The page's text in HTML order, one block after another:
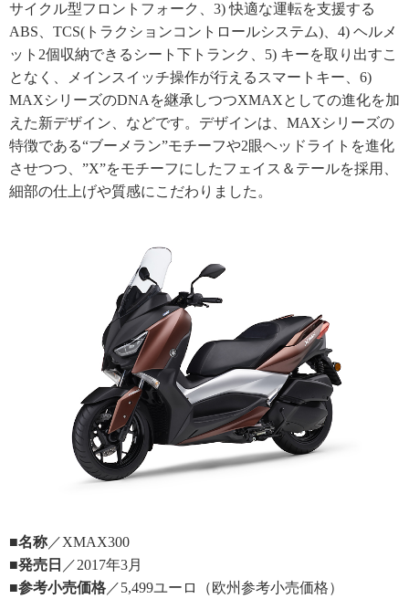
サイクル型フロントフォーク、3) 快適な運転を支援する
ABS、TCS(トラクションコントロールシステム)、4) ヘルメ
ット2個収納できるシート下トランク、5) キーを取り出すこ
となく、メインスイッチ操作が行えるスマートキー、6)
MAXシリーズのDNAを継承しつつXMAXとしての進化を加
えた新デザイン、などです。デザインは、MAXシリーズの
特徴である“ブーメラン”モチーフや2眼ヘッドライトを進化
させつつ、”X”をモチーフにしたフェイス＆テールを採用、
細部の仕上げや質感にこだわりました。
■名称 ／XMAX300
■発売日 ／2017年3月
■参考小売価格 ／5,499ユーロ（欧州参考小売価格）